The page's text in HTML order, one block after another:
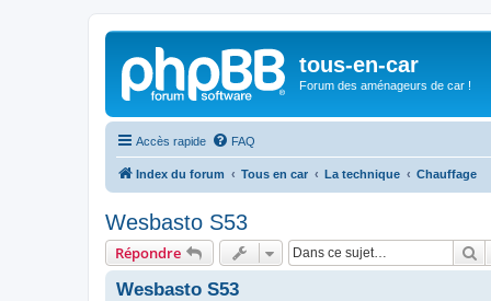
tous-en-car
Forum des aménageurs de car !
Accès rapide FAQ
Index du forum Tous en car La technique Chauffage
Wesbasto S53
Répondre
Wesbasto S53